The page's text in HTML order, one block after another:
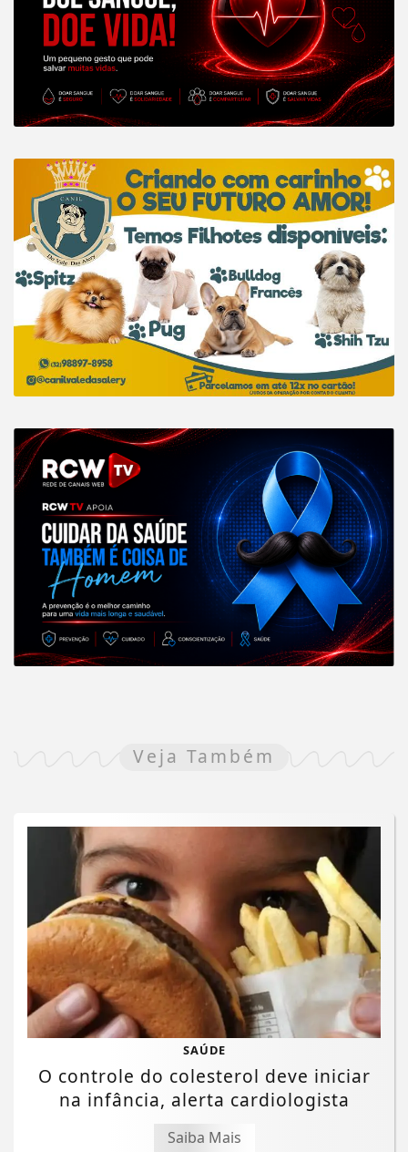
Veja Também
SAÚDE
O controle do colesterol deve iniciar
na infância, alerta cardiologista
Saiba Mais